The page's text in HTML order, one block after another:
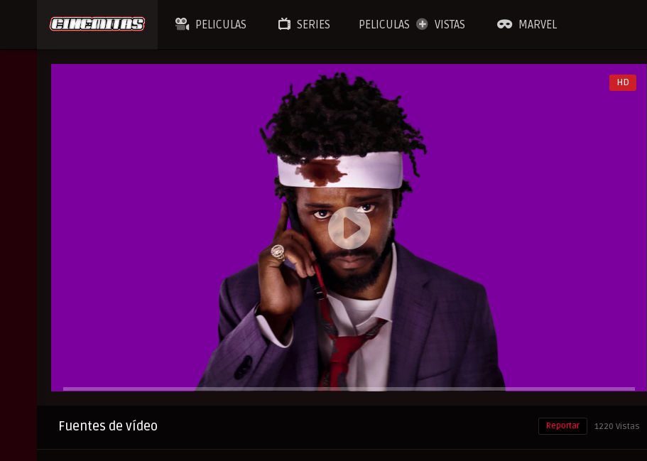
PELICULAS SERIES PELICULAS VISTAS MARVEL
HD
Fuentes de vídeo 1220 Vistas
Reportar